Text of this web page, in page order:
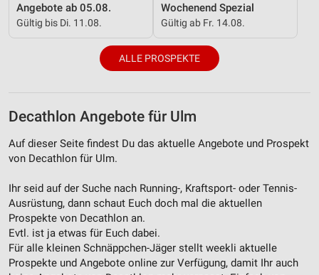
Angebote ab 05.08.
Gültig bis Di. 11.08.
Wochenend Spezial
Gültig ab Fr. 14.08.
ALLE PROSPEKTE
Decathlon Angebote für Ulm
Auf dieser Seite findest Du das aktuelle Angebote und Prospekt
von Decathlon für Ulm.
Ihr seid auf der Suche nach Running-, Kraftsport- oder Tennis-
Ausrüstung, dann schaut Euch doch mal die aktuellen
Prospekte von Decathlon an.
Evtl. ist ja etwas für Euch dabei.
Für alle kleinen Schnäppchen-Jäger stellt weekli aktuelle
Prospekte und Angebote online zur Verfügung, damit Ihr auch